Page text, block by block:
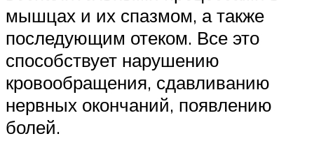
мышцах и их спазмом, а также
последующим отеком. Все это
способствует нарушению
кровообращения, сдавливанию
нервных окончаний, появлению
болей.